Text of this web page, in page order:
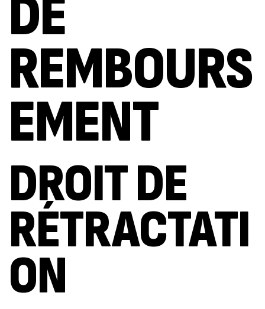
DE
REMBOURS
EMENT
DROIT DE
RÉTRACTATI
ON